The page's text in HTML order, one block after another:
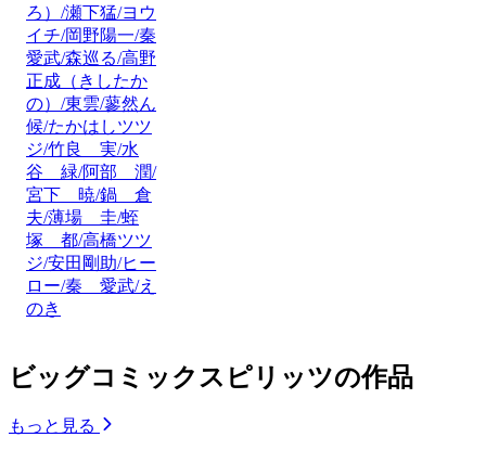
ろ）/瀬下猛/ヨウ
イチ/岡野陽一/秦
愛武/森巡る/高野
正成（きしたか
の）/東雲/蓼然ん
候/たかはしツツ
ジ/竹良 実/水
谷 緑/阿部 潤/
宮下 暁/鍋 倉
夫/薄場 圭/蛭
塚 都/高橋ツツ
ジ/安田剛助/ヒー
ロー/秦 愛武/え
のき
ビッグコミックスピリッツの作品
もっと見る